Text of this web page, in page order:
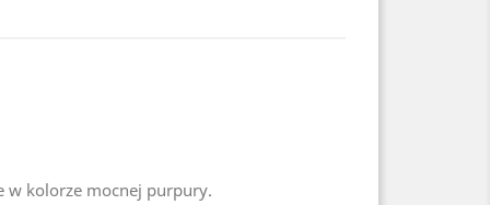
w kolorze mocnej purpury.